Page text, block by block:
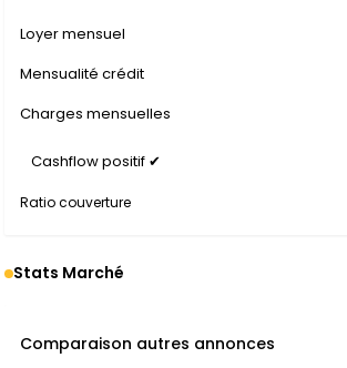
Loyer mensuel
Mensualité crédit
Charges mensuelles
Cashflow positif ✔
Ratio couverture
Stats Marché
Comparaison autres annonces